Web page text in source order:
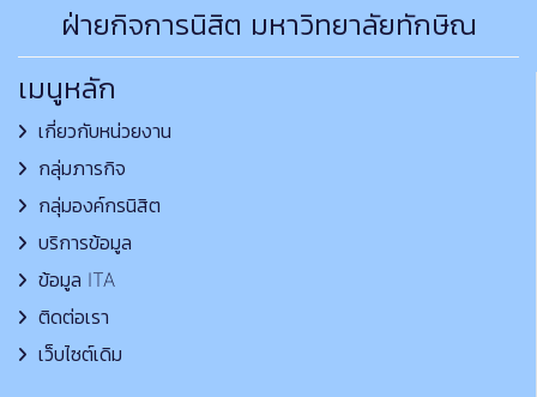
ฝ่ายกิจการนิสิต มหาวิทยาลัยทักษิณ
เมนูหลัก
เกี่ยวกับหน่วยงาน
กลุ่มภารกิจ
กลุ่มองค์กรนิสิต
บริการข้อมูล
ข้อมูล ITA
ติดต่อเรา
เว็บไซต์เดิม